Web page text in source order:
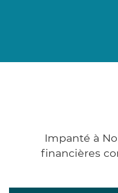
Impanté à
financières